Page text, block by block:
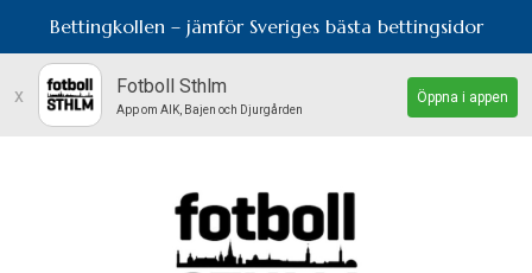
Bettingkollen – jämför Sveriges bästa bettingsidor
x Fotboll Sthlm
App om AIK, Bajen och Djurgården
Öppna i appen